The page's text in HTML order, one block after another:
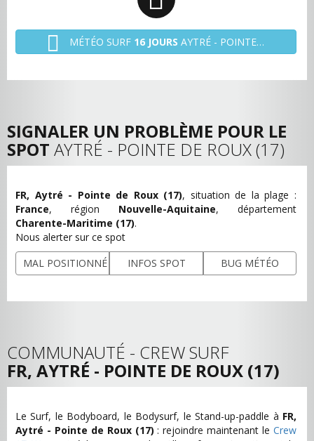
MÉTÉO SURF 16 JOURS AYTRÉ - POINTE DE ROUX (17)
SIGNALER UN PROBLÈME POUR LE
SPOT AYTRÉ - POINTE DE ROUX (17)
FR, Aytré - Pointe de Roux (17), situation de la plage :
France, région Nouvelle-Aquitaine, département
Charente-Maritime (17).
Nous alerter sur ce spot
MAL POSITIONNÉ
INFOS SPOT BUG MÉTÉO
COMMUNAUTÉ - CREW SURF
FR, AYTRÉ - POINTE DE ROUX (17)
Le Surf, le Bodyboard, le Bodysurf, le Stand-up-paddle à FR,
Aytré - Pointe de Roux (17) : rejoindre maintenant le Crew